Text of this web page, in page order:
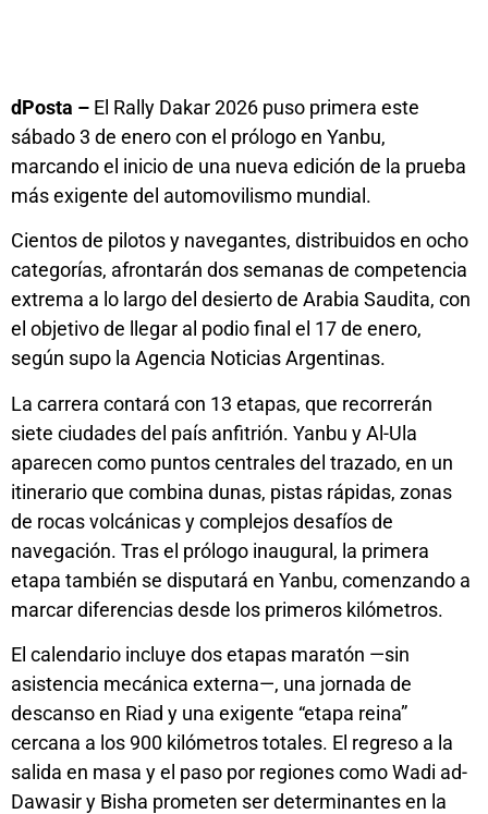
dPosta – El Rally Dakar 2026 puso primera este
sábado 3 de enero con el prólogo en Yanbu,
marcando el inicio de una nueva edición de la prueba
más exigente del automovilismo mundial.
Cientos de pilotos y navegantes, distribuidos en ocho
categorías, afrontarán dos semanas de competencia
extrema a lo largo del desierto de Arabia Saudita, con
el objetivo de llegar al podio final el 17 de enero,
según supo la Agencia Noticias Argentinas.
La carrera contará con 13 etapas, que recorrerán
siete ciudades del país anfitrión. Yanbu y Al-Ula
aparecen como puntos centrales del trazado, en un
itinerario que combina dunas, pistas rápidas, zonas
de rocas volcánicas y complejos desafíos de
navegación. Tras el prólogo inaugural, la primera
etapa también se disputará en Yanbu, comenzando a
marcar diferencias desde los primeros kilómetros.
El calendario incluye dos etapas maratón —sin
asistencia mecánica externa—, una jornada de
descanso en Riad y una exigente “etapa reina”
cercana a los 900 kilómetros totales. El regreso a la
salida en masa y el paso por regiones como Wadi ad-
Dawasir y Bisha prometen ser determinantes en la